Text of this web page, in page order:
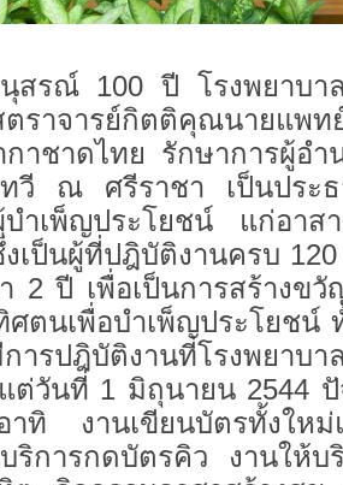
สรณ์ 100 ปี โรงพยาบา
ราจารย์กิตติคุณนายแพท
าชาดไทย รักษาการผู้อำ
ทวี ณ ศรีราชา เป็นประ
ำเพ็ญประโยชน์ แก่อาส
เป็นผู้ที่ปฎิบัติงานครบ 120
2 ปี เพื่อเป็นการสร้างข
ตนเพื่อบำเพ็ญประโยชน์
รปฎิบัติงานที่โรงพยาบา
ต่วันที่ 1 มิถุนายน 2544
ทิ งานเขียนบัตรทั้งใหม่
ริการกดบัตรคิว งานให้บ